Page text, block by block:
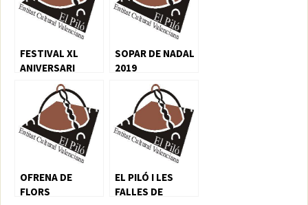
FESTIVAL XL
ANIVERSARI
SOPAR DE NADAL
2019
OFRENA DE
FLORS
EL PILÓ I LES
FALLES DE